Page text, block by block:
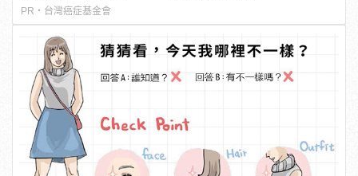
PR・台灣癌症基金會